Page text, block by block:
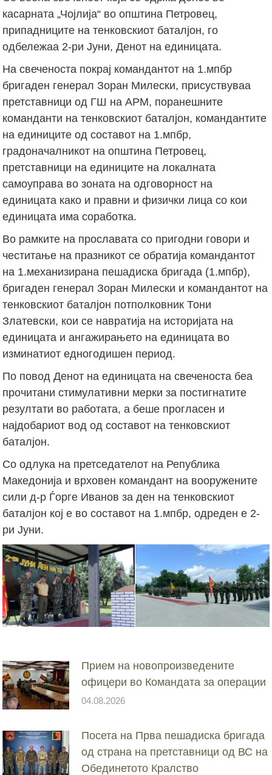
касарната „Чојлија“ во општина Петровец,
припадниците на тенковскиот баталјон, го
одбележаа 2-ри Јуни, Денот на единицата.
На свеченоста покрај командантот на 1.мпбр
бригаден генерал Зоран Милески, присуствуваа
претставници од ГШ на АРМ, поранешните
команданти на тенковскиот баталјон, командантите
на единиците од составот на 1.мпбр,
градоначалникот на општина Петровец,
претставници на единиците на локалната
самоуправа во зоната на одговорност на
единицата како и правни и физички лица со кои
единицата има соработка.
Во рамките на прославата со пригодни говори и
честитање на празникот се обратија командантот
на 1.механизирана пешадиска бригада (1.мпбр),
бригаден генерал Зоран Милески и командантот на
тенковскиот баталјон потполковник Тони
Златевски, кои се навратија на историјата на
единицата и ангажирањето на единицата во
изминатиот едногодишен период.
По повод Денот на единицата на свеченоста беа
прочитани стимулативни мерки за постигнатите
резултати во работата, а беше прогласен и
најдобариот вод од составот на тенковскиот
баталјон.
Со одлука на претседателот на Република
Македонија и врховен командант на вооружените
сили д-р Ѓорге Иванов за ден на тенковскиот
баталјон кој е во составот на 1.мпбр, одреден е 2-
ри Јуни.
Прием на новопроизведените
офицери во Командата за операции
04.08.2026
Посета на Прва пешадиска бригада
од страна на претставници од ВС на
Обединетото Кралство